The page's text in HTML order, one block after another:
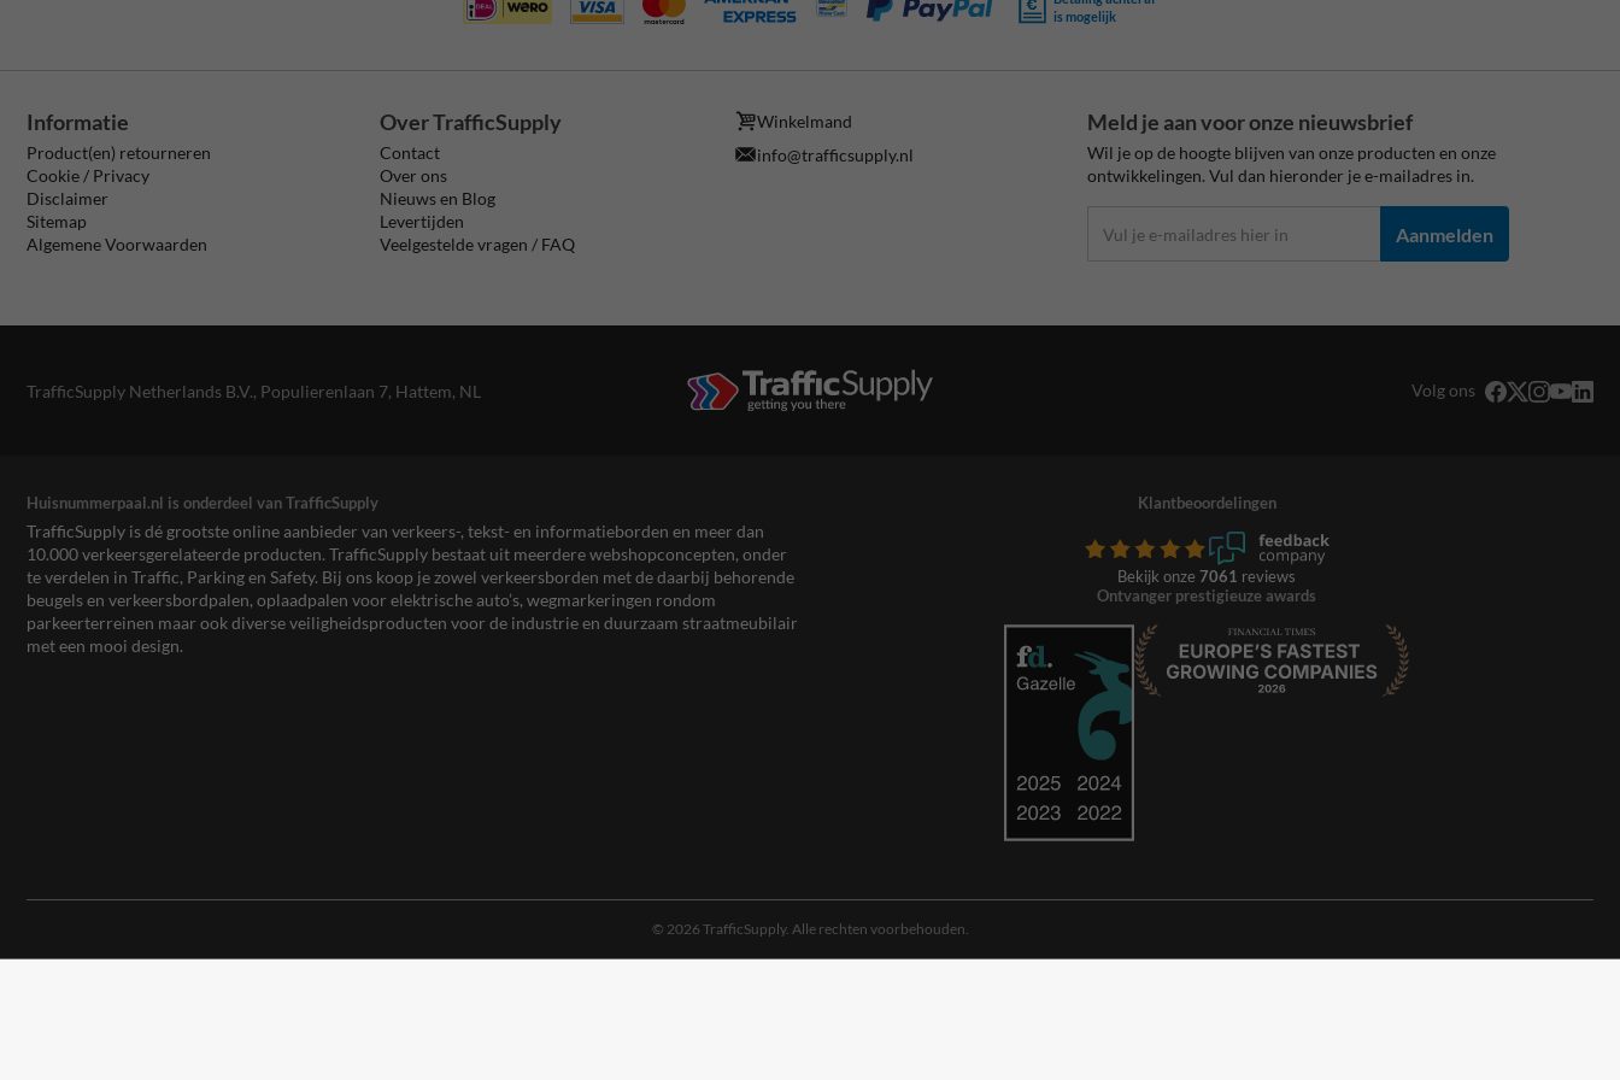
is mogelijk
Informatie
Product(en) retourneren
Cookie / Privacy
Disclaimer
Sitemap
Algemene Voorwaarden
Over TrafficSupply
Contact
Over ons
Nieuws en Blog
Levertijden
Veelgestelde vragen / FAQ
Winkelmand
info@trafficsupply.nl
Meld je aan voor onze nieuwsbrief
Wil je op de hoogte blijven van onze producten en onze
ontwikkelingen. Vul dan hieronder je e-mailadres in.
Aanmelden
TrafficSupply Netherlands B.V., Populierenlaan 7, Hattem, NL Volg ons
Huisnummerpaal.nl is onderdeel van TrafficSupply
TrafficSupply is dé grootste online aanbieder van verkeers-, tekst- en informatieborden en meer dan
10.000 verkeersgerelateerde producten. TrafficSupply bestaat uit meerdere webshopconcepten, onder
te verdelen in Traffic, Parking en Safety. Bij ons koop je zowel verkeersborden met de daarbij behorende
beugels en verkeersbordpalen, oplaadpalen voor elektrische auto’s, wegmarkeringen rondom
parkeerterreinen maar ook diverse veiligheidsproducten voor de industrie en duurzaam straatmeubilair
met een mooi design.
Klantbeoordelingen
Bekijk onze 7061 reviews
Ontvanger prestigieuze awards
© 2026 TrafficSupply. Alle rechten voorbehouden.